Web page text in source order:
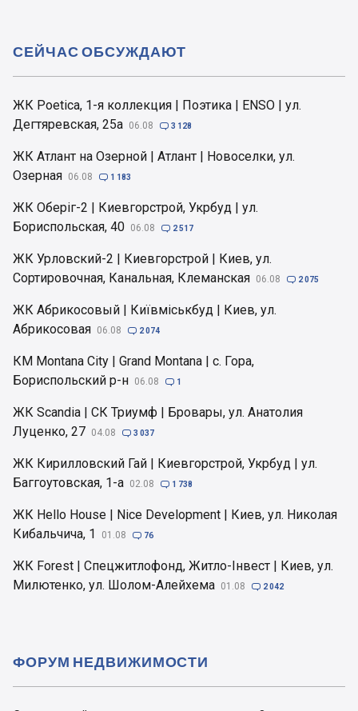
ЖК Poetica, 1-я коллекция | Поэтика | ENSO | ул.
Дегтяревская, 25а 06.08  3 128
ЖК Атлант на Озерной | Атлант | Новоселки, ул.
Озерная 06.08  1 183
ЖК Оберіг-2 | Киевгорстрой, Укрбуд | ул.
Бориспольская, 40 06.08  2 517
ЖК Урловский-2 | Киевгорстрой | Киев, ул.
Сортировочная, Канальная, Клеманская 06.08  2 075
ЖК Абрикосовый | Київміськбуд | Киев, ул.
Абрикосовая 06.08  2 074
КМ Montana City | Grand Montana | с. Гора,
Бориспольский р-н 06.08  1
ЖК Scandia | СК Триумф | Бровары, ул. Анатолия
Луценко, 27 04.08  3 037
ЖК Кирилловский Гай | Киевгорстрой, Укрбуд | ул.
Баггоутовская, 1-а 02.08  1 738
ЖК Hello House | Nice Development | Киев, ул. Николая
Кибальчича, 1
01.08  76
ЖК Forest | Спецжитлофонд, Житло-Інвест | Киев, ул.
Милютенко, ул. Шолом-Алейхема 01.08  2 042
СЕЙЧАС ОБСУЖДАЮТ
ФОРУМ НЕДВИЖИМОСТИ